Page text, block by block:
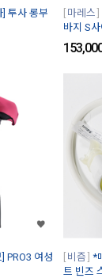
투사 롱부
마레스
바지 S
PRO3 여성
비즘 *
트 빈즈